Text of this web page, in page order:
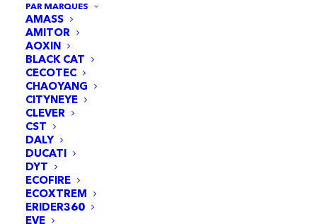
PAR MARQUES
AMASS
AMITOR
AOXIN
BLACK CAT
CECOTEC
CHAOYANG
CITYNEYE
CLEVER
CST
DALY
DUCATI
DYT
ECOFIRE
ECOXTREM
ERIDER360
EVE
Béquille 190mm noir - Avec support vertical